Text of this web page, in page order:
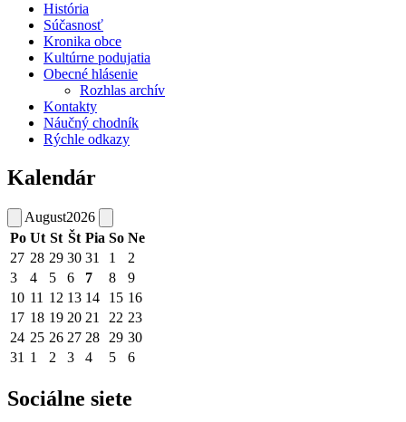
História
Súčasnosť
Kronika obce
Kultúrne podujatia
Obecné hlásenie
Rozhlas archív
Kontakty
Náučný chodník
Rýchle odkazy
Kalendár
August2026
Po Ut St Št Pia So Ne
27 28 29 30 31 1
2
3
4 5 6 7 8
9
10 11 12 13 14 15 16
17 18 19 20 21 22 23
24 25 26 27 28 29 30
31 1 2 3 4 5 6
Sociálne siete